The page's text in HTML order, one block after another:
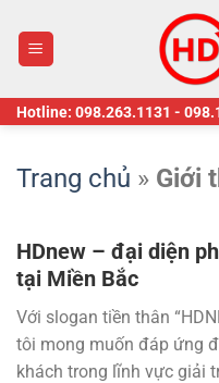
content
Hotline: 098.263.1131 -
Trang chủ » Giới
HDnew – đại diện
tại Miền Bắc
Với slogan tiền thân
tôi mong muốn đáp ứng
khách trong lĩnh vực giải